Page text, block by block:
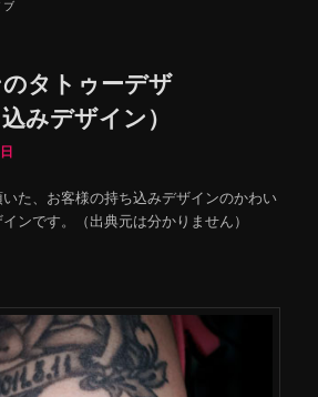
ブ
タトゥーデザ
みデザイン）
た、お客様の持ち込みデザインのかわい
ンです。（出典元は分かりません）